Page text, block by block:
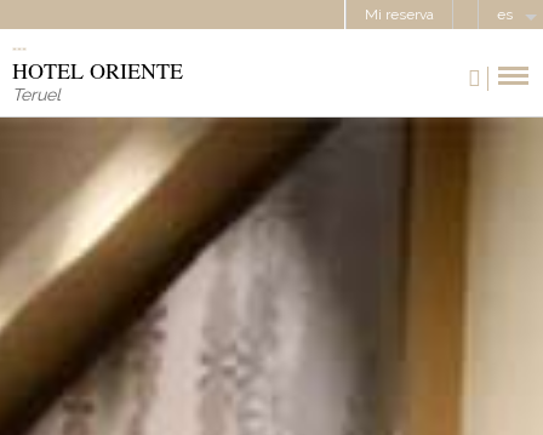
Mi reserva es
HOTEL ORIENTE
Teruel